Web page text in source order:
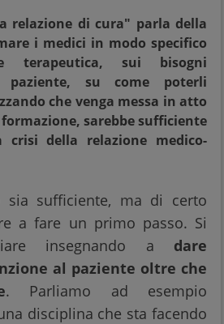
relazione di cura" parla della
i medici in modo specifico
terapeutica, sui bisogni
paziente, su come poterli
che venga messa in atto
sarebbe sufficiente
crisi della relazione medico-
sia sufficiente, ma di certo
a fare un primo passo. Si
insegnando a dare
al paziente oltre che
. Parliamo ad esempio
disciplina che sta facendo